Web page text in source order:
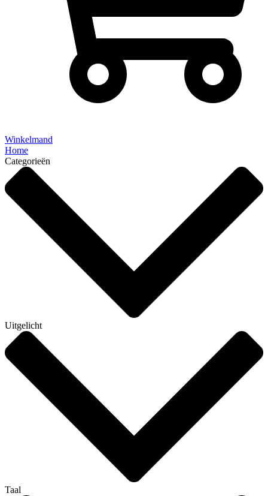
Winkelmand
Home
Categorieën
Uitgelicht
Taal